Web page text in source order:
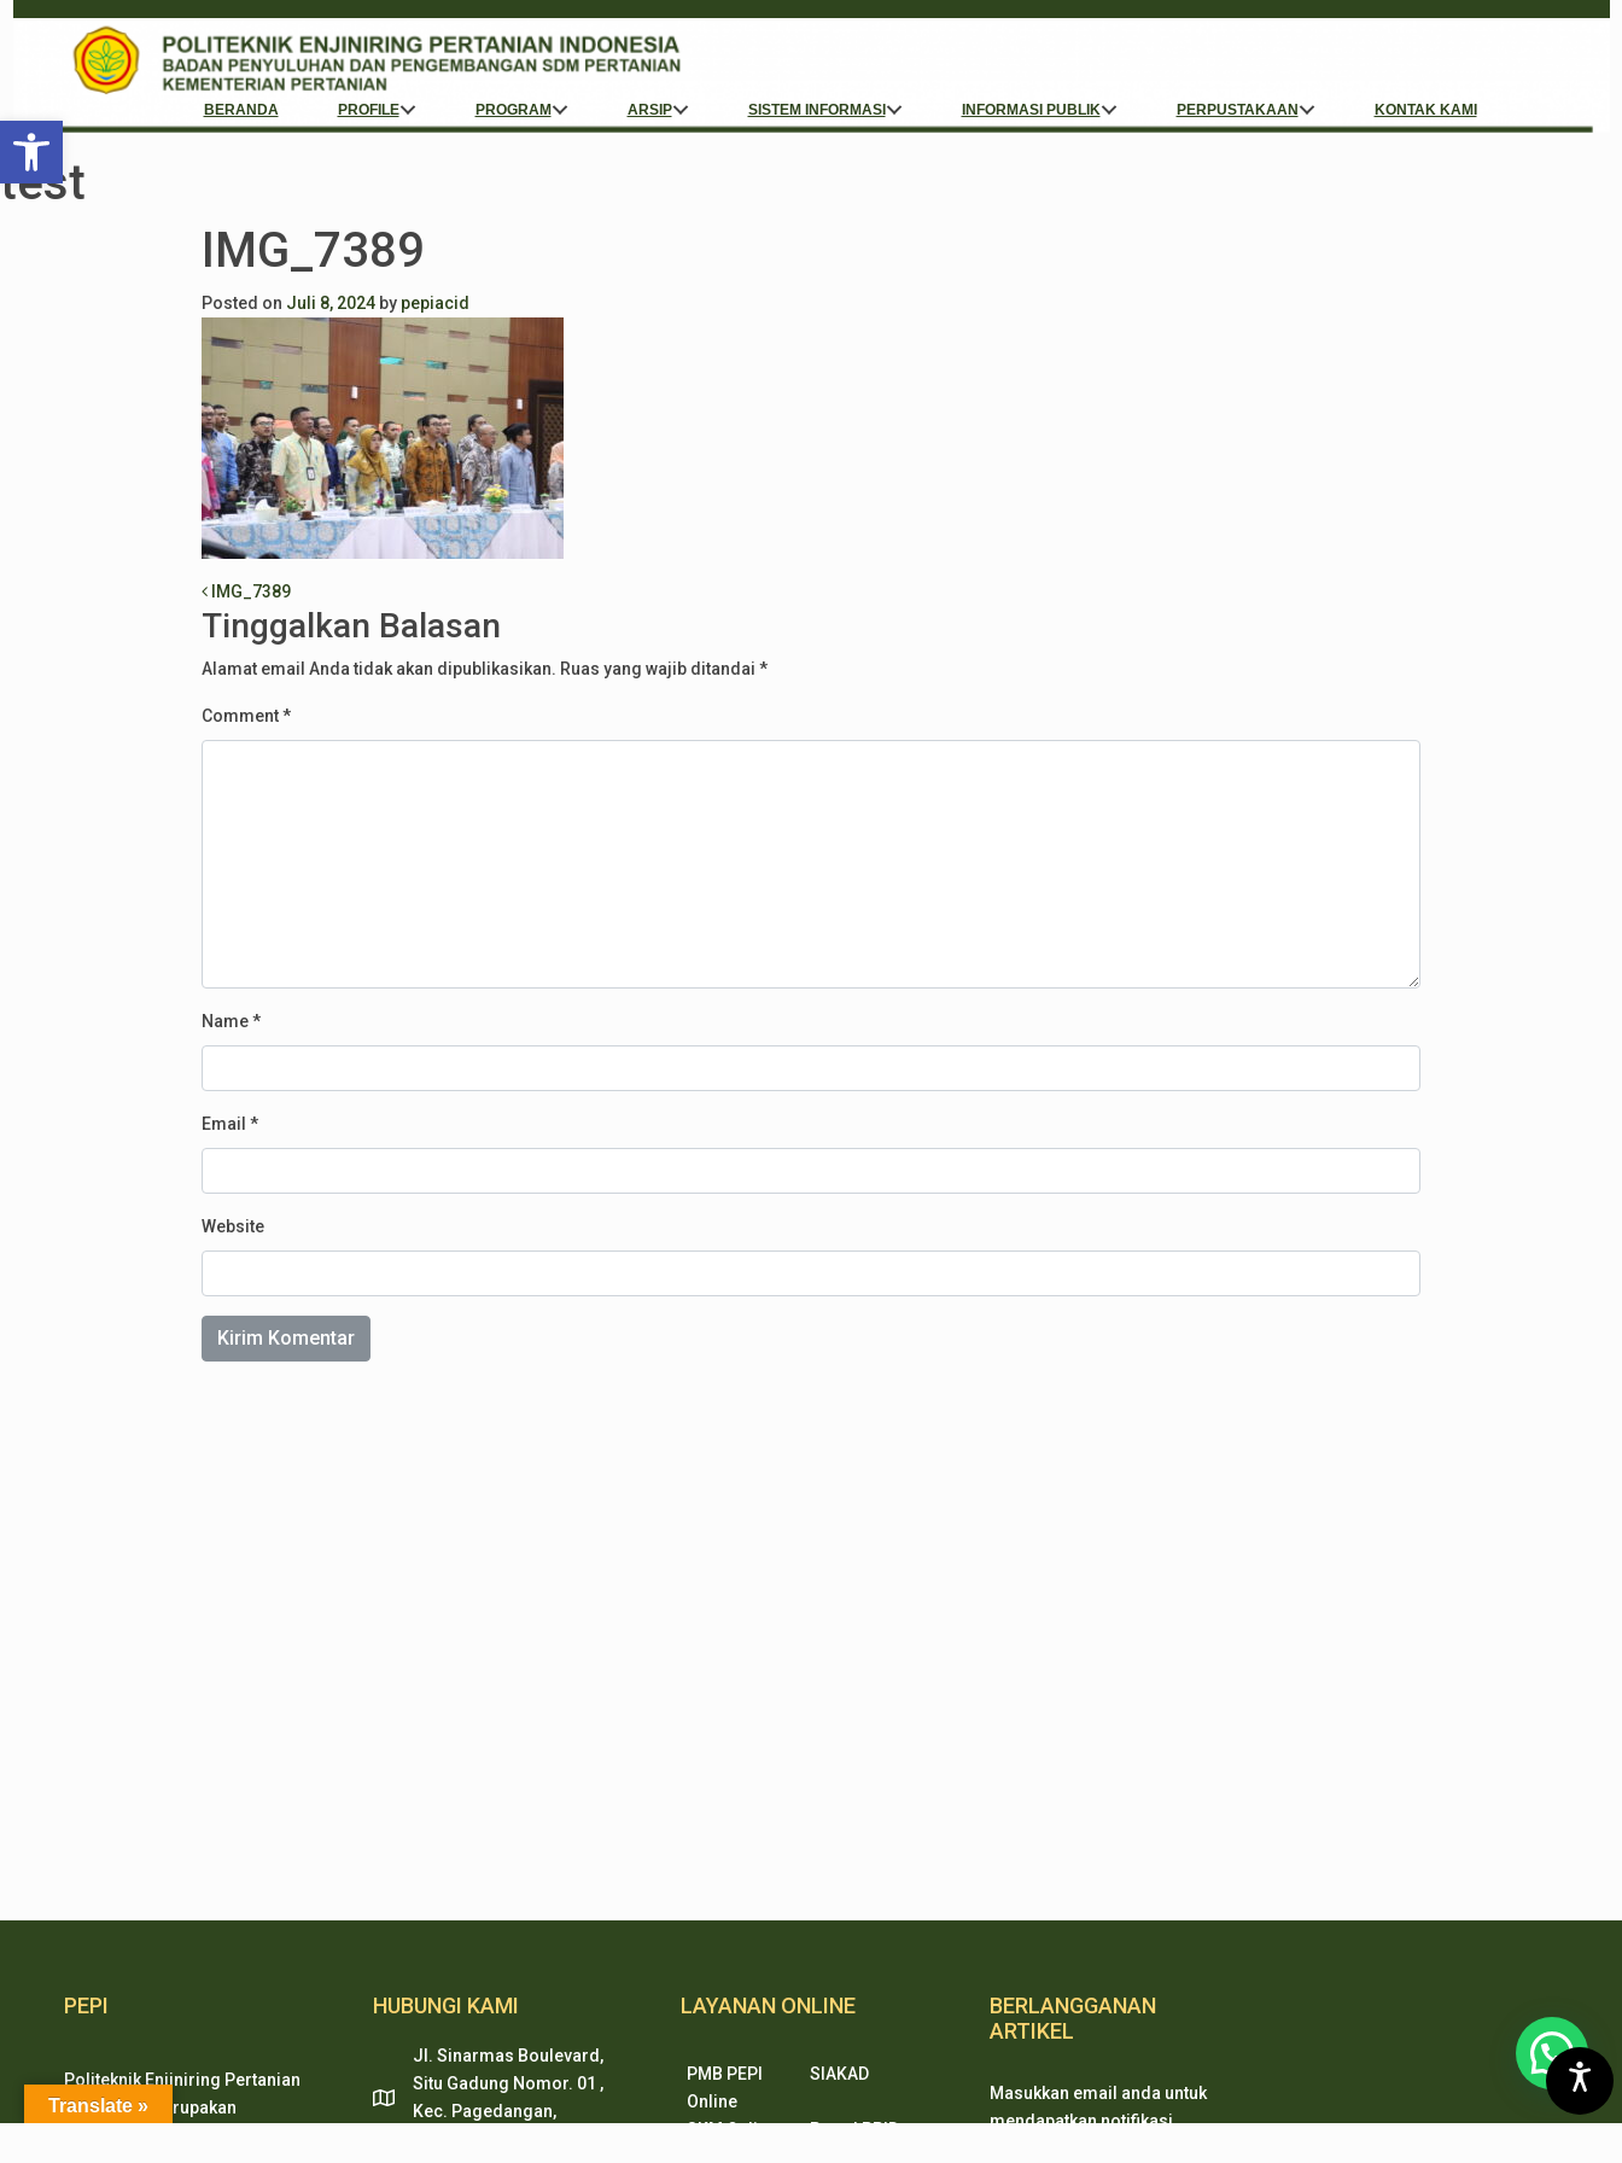
Open toolbarBERANDA PROFILE PROGRAM ARSIP SISTEM INFORMASI INFORMASI PUBLIK PERPUSTAKAAN KONTAK KAMI
test
IMG_7389
Posted on Juli 8, 2024 by pepiacid
Post navigation
IMG_7389
Tinggalkan Balasan
Alamat email Anda tidak akan dipublikasikan. Ruas yang wajib ditandai *
Comment*
Name*
Email *
Website
PEPI
Politeknik Enjiniring Pertanian
Indonesia merupakan
HUBUNGI KAMI
Jl. Sinarmas Boulevard,
Situ Gadung Nomor. 01 ,
Kec. Pagedangan,
LAYANAN ONLINE
PMB PEPI
Online
SIAKAD
SKM Online
Portal PPID
BERLANGGANAN
ARTIKEL
Masukkan email anda untuk
mendapatkan notifikasi
Translate »